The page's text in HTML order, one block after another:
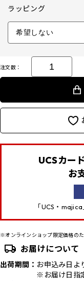
ラッピング
注文数：
UCSカー
お
「UCS・
※オンラインショップ限定価格の
お届けについて
出荷期間： お申込み日よ
※お届け日指